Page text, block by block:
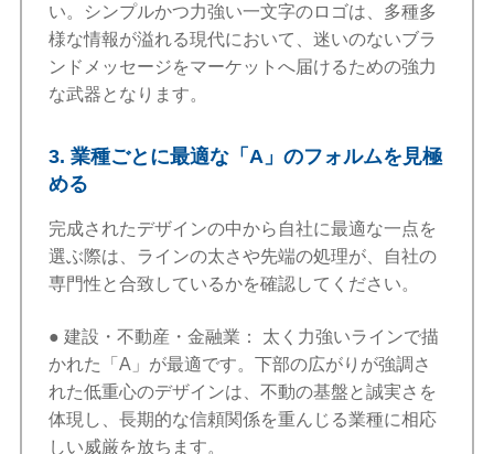
い。シンプルかつ力強い一文字のロゴは、多種多
様な情報が溢れる現代において、迷いのないブラ
ンドメッセージをマーケットへ届けるための強力
な武器となります。
3. 業種ごとに最適な「A」のフォルムを見極
める
完成されたデザインの中から自社に最適な一点を
選ぶ際は、ラインの太さや先端の処理が、自社の
専門性と合致しているかを確認してください。
● 建設・不動産・金融業： 太く力強いラインで描
かれた「A」が最適です。下部の広がりが強調さ
れた低重心のデザインは、不動の基盤と誠実さを
体現し、長期的な信頼関係を重んじる業種に相応
しい威厳を放ちます。